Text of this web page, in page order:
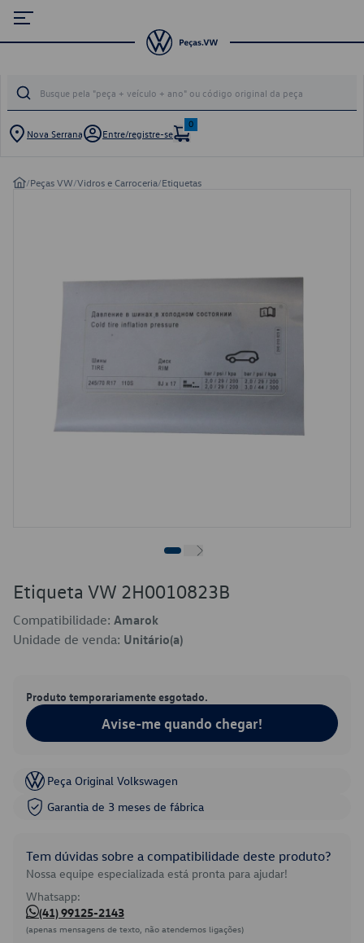
Nova Serrana Entre/registre-se
0
/Peças VW/Vidros e Carroceria/Etiquetas
Etiqueta VW 2H0010823B
Compatibilidade: Amarok
Unidade de venda: Unitário(a)
Produto temporariamente esgotado.
Avise-me quando chegar!
Peça Original Volkswagen
Garantia de 3 meses de fábrica
Tem dúvidas sobre a compatibilidade deste produto?
Nossa equipe especializada está pronta para ajudar!
Whatsapp:
(41) 99125-2143
(apenas mensagens de texto, não atendemos ligações)